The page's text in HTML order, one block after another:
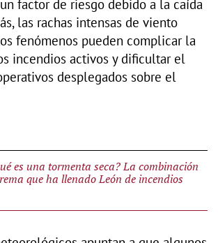
factor de riesgo debido a la caída
las rachas intensas de viento
fenómenos pueden complicar la
incendios activos y dificultar el
desplegados sobre el
es una tormenta seca? La combinación
que ha llenado León de incendios